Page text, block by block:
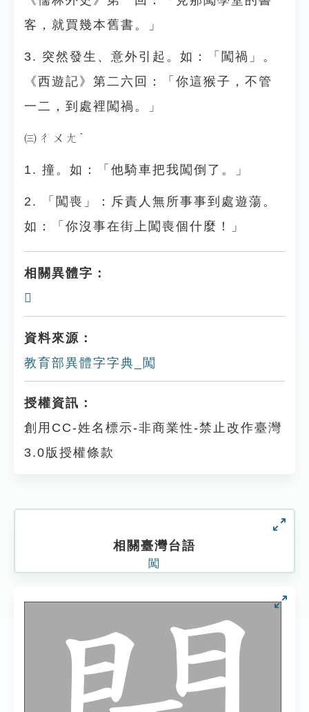
客，就買幾本舊書。」
3. 突然發生、意外引起。如：「闖禍」。
《西遊記》第二六回：「你這猴子，不管
一二，到處裡闖禍。」
㈢ㄔㄨㄤˋ
1. 撞。如：「他騎車把我闖倒了。」
2. 「闖喪」：斥責人無所事事到處遊蕩。
如：「你沒事在街上闖喪個什麼！」
相關異體字：
𨳐
資料來源：
教育部異體字字典_闖
授權資訊：
創用CC-姓名標示-非商業性-禁止改作臺灣
3.0版授權條款
相關臺灣台語
闖